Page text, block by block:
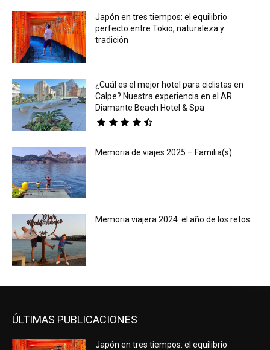
Japón en tres tiempos: el equilibrio
perfecto entre Tokio, naturaleza y
tradición
¿Cuál es el mejor hotel para ciclistas en
Calpe? Nuestra experiencia en el AR
Diamante Beach Hotel & Spa
Memoria de viajes 2025 – Familia(s)
Memoria viajera 2024: el año de los retos
ÚLTIMAS PUBLICACIONES
Japón en tres tiempos: el equilibrio